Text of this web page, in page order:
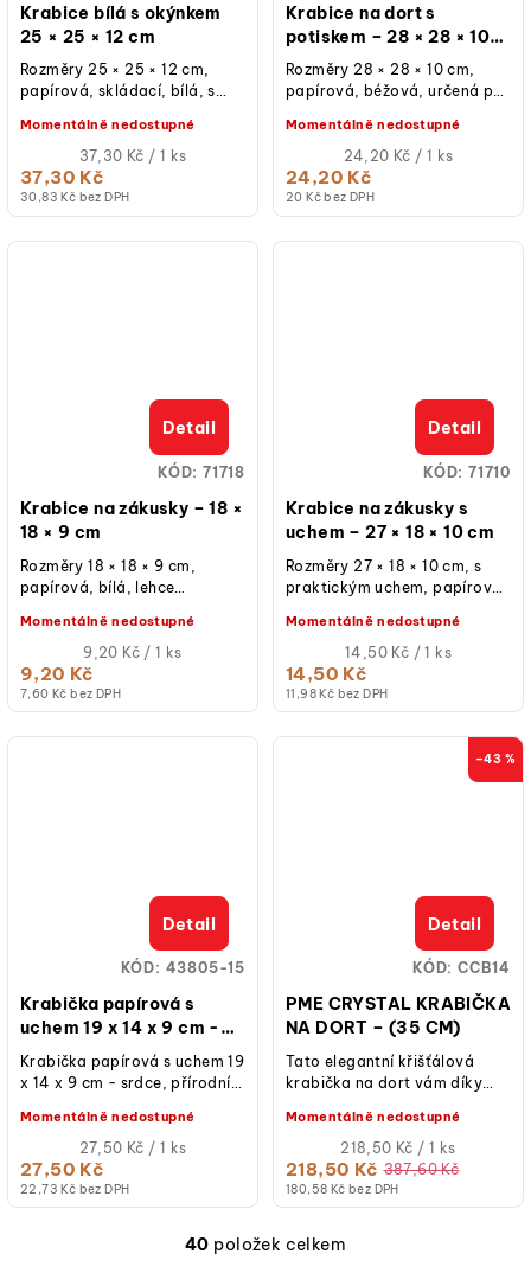
Krabice bílá s okýnkem
25 × 25 × 12 cm
30,83 Kč bez DPH
37,30 Kč
Měrná
cena:
37,30 Kč / 1 ks
Momentálně nedostupné
Rozměry 25 × 25 × 12 cm,
papírová, skládací, bílá, s
cukrářské výrobky, balení 1
Krabice na dort s
potiskem – 28 × 28 × 10
cm
20 Kč bez DPH
24,20 Kč
Měrná
cena:
24,20 Kč / 1 ks
Momentálně nedostupné
Rozměry 28 × 28 × 10 cm,
papírová, béžová, určená pro
ks.
Krabice na zákusky – 18 ×
18 × 9 cm
7,60 Kč bez DPH
9,20 Kč
Měrná
cena:
9,20 Kč / 1 ks
Momentálně nedostupné
Detail
Rozměry 18 × 18 × 9 cm,
papírová, bílá, lehce
cukrářské výrobky, balení 1
KÓD: 71718
Krabice na zákusky s
uchem – 27 × 18 × 10 cm
11,98 Kč bez DPH
14,50 Kč
Měrná
cena:
14,50 Kč / 1 ks
Momentálně nedostupné
Detail
Rozměry 27 × 18 × 10 cm, s
praktickým uchem, papírová,
pro cukrářské výrobky,...
KÓD: 71710
Krabička papírová s
uchem 19 x 14 x 9 cm -
srdce
22,73 Kč bez DPH
27,50 Kč
Měrná
cena:
27,50 Kč / 1 ks
Momentálně nedostupné
Detail
Krabička papírová s uchem 19
x 14 x 9 cm - srdce, přírodní
vyřezávané srdce s
průhledkou,...
KÓD: 43805-15
–43 %
PME CRYSTAL KRABIČKA
NA DORT – (35 CM)
180,58 Kč bez DPH
218,50 Kč 387,60 Kč
Měrná
cena:
218,50 Kč / 1 ks
Momentálně nedostupné
Detail
Tato elegantní křišťálová
krabička na dort vám díky
své výtvory ze všech
úhlů. Nejen, že...
KÓD: CCB14
O
40 položek celkem